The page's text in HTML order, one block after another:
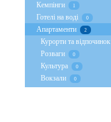
Кемпінги 1
Готелі на воді 0
Апартаменти 2
Курорти та відпочинок
Розваги 0
Культура 0
Вокзали 0